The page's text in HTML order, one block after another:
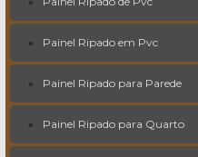
Painel Ripado em Pvc
Painel Ripado para Parede
Painel Ripado para Quarto